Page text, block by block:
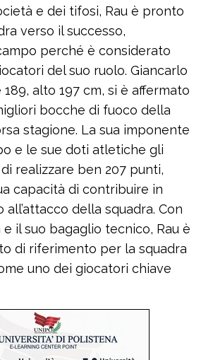
e dei tifosi, Rau è pronto
verso il successo,
perché è considerato
del suo ruolo. Giancarlo
alto 197 cm, si è affermato
bocche di fuoco della
stagione. La sua imponente
e le sue doti atletiche gli
realizzare ben 207 punti,
capacità di contribuire in
della squadra. Con
il suo bagaglio tecnico, Rau è
di riferimento per la squadra
uno dei giocatori chiave